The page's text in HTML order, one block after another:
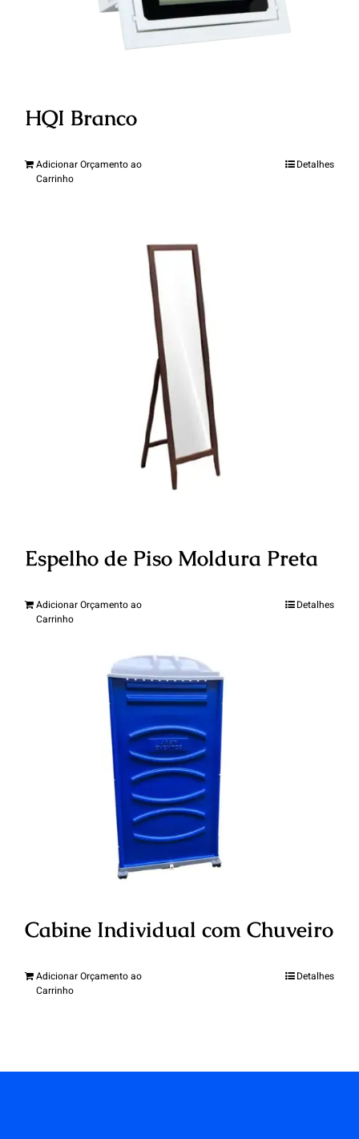
HQI Branco
Adicionar Orçamento ao
Carrinho
Detalhes
Espelho de Piso Moldura Preta
Adicionar Orçamento ao
Carrinho
Detalhes
Cabine Individual com Chuveiro
Adicionar Orçamento ao
Carrinho
Detalhes